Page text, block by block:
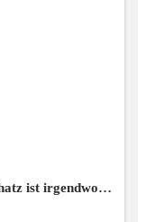
Arrrr ihr Landratten, der Schatz ist irgendwo da draussen! ❗️spende❗️blubbercast❗️Discord ❗️BSG [+18 GER]